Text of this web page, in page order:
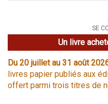
SE
Un livre
Du 20 juillet au 31 août
livres papier publiés aux
offert parmi trois titres de